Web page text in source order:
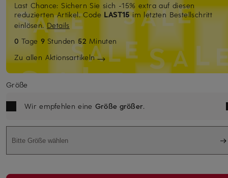
Last Chance: Sichern Sie sich -15% extra auf diesen
reduzierten Artikel. Code LAST15im letzten Bestellschritt
einlösen.Details
0 Tage9 Stunden 52 Minuten
Zu allen Aktionsartikeln
Größe
Wir empfehlen eine Größe größer.
Bitte Größe wählen